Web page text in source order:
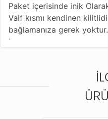
Paket içerisinde inik
Valf kısmı kendinen
bağlamanıza gerek
kısmına zarar